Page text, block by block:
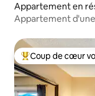
Appartement en
Appartement
Coups de cœur
Coup de cœur